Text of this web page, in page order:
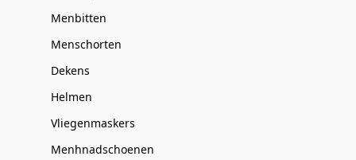
Menbitten
Menschorten
Dekens
Helmen
Vliegenmaskers
Menhnadschoenen